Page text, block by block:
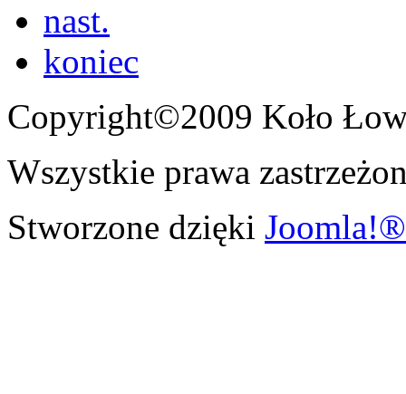
nast.
koniec
Copyright©2009 Koło
Wszystkie prawa
Stworzone dzięki Joomla!®